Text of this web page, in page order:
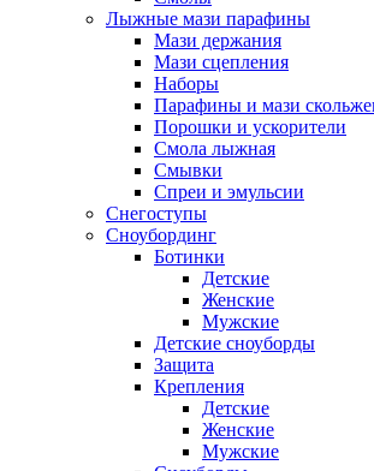
Лыжные мази парафины
Мази держания
Мази сцепления
Наборы
Парафины и мази
Порошки и ускорители
Смола лыжная
Смывки
Спреи и эмульсии
Снегоступы
Сноубординг
Ботинки
Детские
Женские
Мужские
Детские сноуборды
Защита
Крепления
Детские
Женские
Мужские